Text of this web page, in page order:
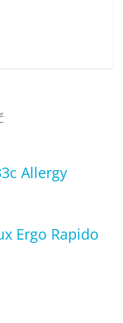
Allergy
Ergo Rapido